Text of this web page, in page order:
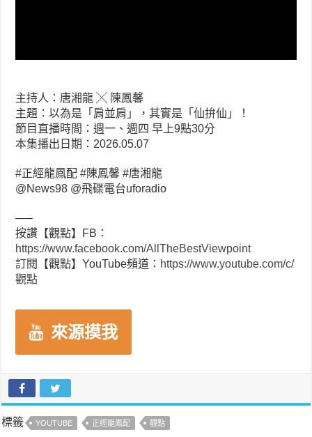
主持人：唐湘龍 ╳ 陳鳳馨
主題：以為是「肩並肩」，其實是「仙拚仙」！
節目直播時間：週一、週四 早上9點30分
本集播出日期：2026.05.07
#正經龍鳳配 #陳鳳馨 #唐湘龍
​⁠@News98 @飛碟電台uforadio
—–
按讚【觀點】FB：
https://www.facebook.com/AllTheBestViewpoint
訂閱【觀點】YouTube頻道： https://www.youtube.com/c/
觀點
來源摸我
標籤 YOUTUBE 正經龍鳳配 觀點